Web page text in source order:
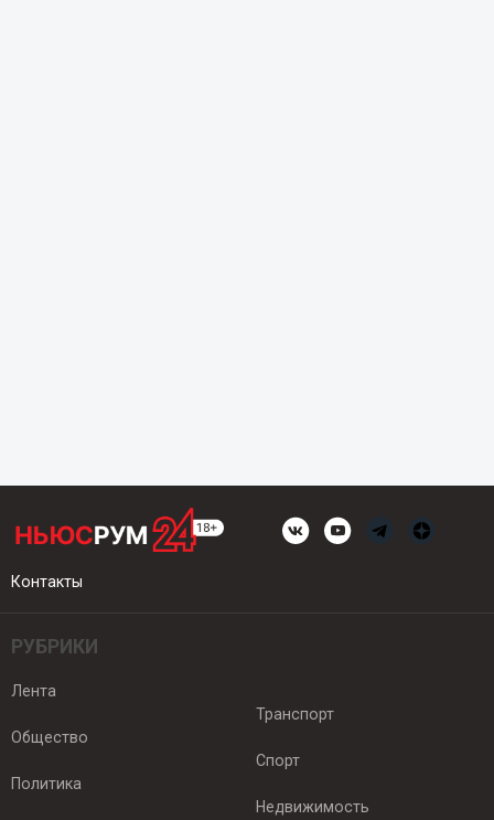
Контакты
РУБРИКИ
Лента
Общество
Политика
Транспорт
Спорт
Недвижимость